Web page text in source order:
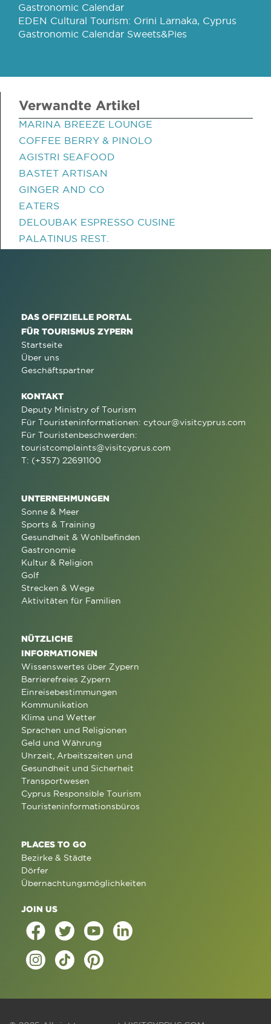
Gastronomic Calendar
EDEN Cultural Tourism: Orini Larnaka, Cyprus
Gastronomic Calendar Sweets&Pies
Verwandte Artikel
MARINA BREEZE LOUNGE
COFFEE BERRY & PINOLO
AGISTRI SEAFOOD
BASTET ARTISAN
GINGER AND CO
EATERS
DELOUBAK ESPRESSO CUSINE
PALATINUS REST.
DAS OFFIZIELLE PORTAL
FÜR TOURISMUS ZYPERN
Startseite
Über uns
Geschäftspartner
KONTAKT
Deputy Ministry of Tourism
Für Touristeninformationen: cytour@visitcyprus.com
Für Touristenbeschwerden:
touristcomplaints@visitcyprus.com
T: (+357) 22691100
UNTERNEHMUNGEN
Sonne & Meer
Sports & Training
Gesundheit & Wohlbefinden
Gastronomie
Kultur & Religion
Golf
Strecken & Wege
Aktivitäten für Familien
NÜTZLICHE
INFORMATIONEN
Wissenswertes über Zypern
Barrierefreies Zypern
Einreisebestimmungen
Kommunikation
Klima und Wetter
Sprachen und Religionen
Geld und Währung
Uhrzeit, Arbeitszeiten und
Gesundheit und Sicherheit
Transportwesen
Cyprus Responsible Tourism
Touristeninformationsbüros
PLACES TO GO
Bezirke & Städte
Dörfer
Übernachtungsmöglichkeiten
JOIN US